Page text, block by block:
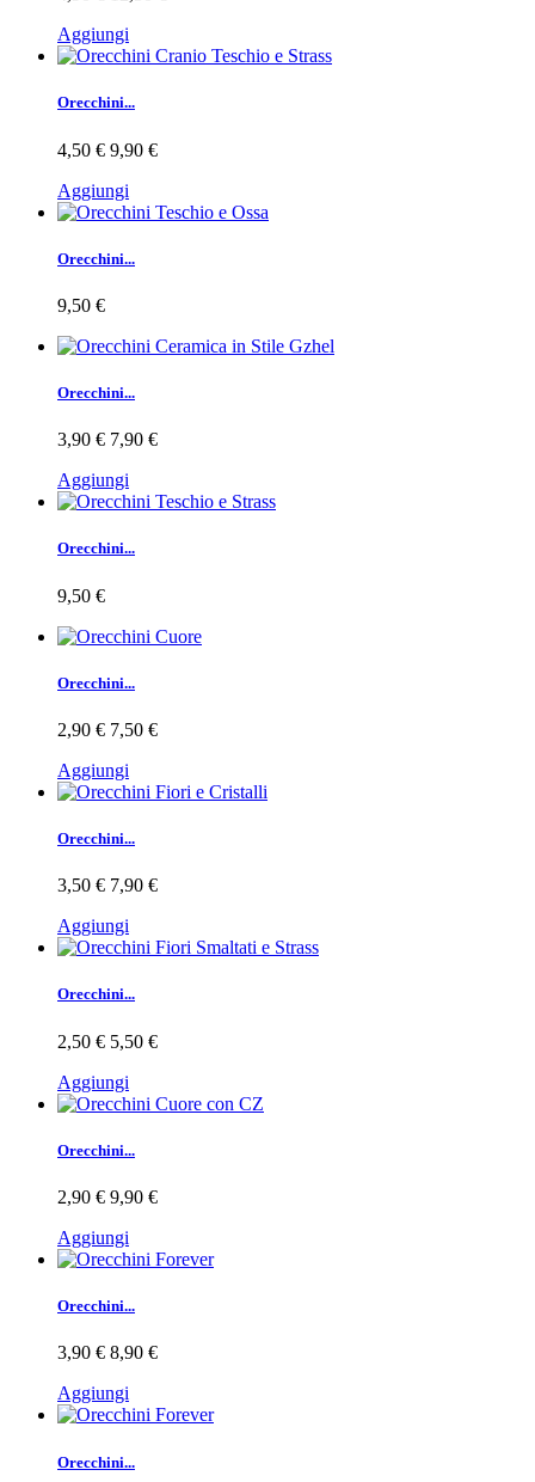
Aggiungi
Orecchini...
4,50 € 9,90 €
Aggiungi
Orecchini...
9,50 €
Orecchini...
3,90 € 7,90 €
Aggiungi
Orecchini...
9,50 €
Orecchini...
2,90 € 7,50 €
Aggiungi
Orecchini...
3,50 € 7,90 €
Aggiungi
Orecchini...
2,50 € 5,50 €
Aggiungi
Orecchini...
2,90 € 9,90 €
Aggiungi
Orecchini...
3,90 € 8,90 €
Aggiungi
Orecchini...